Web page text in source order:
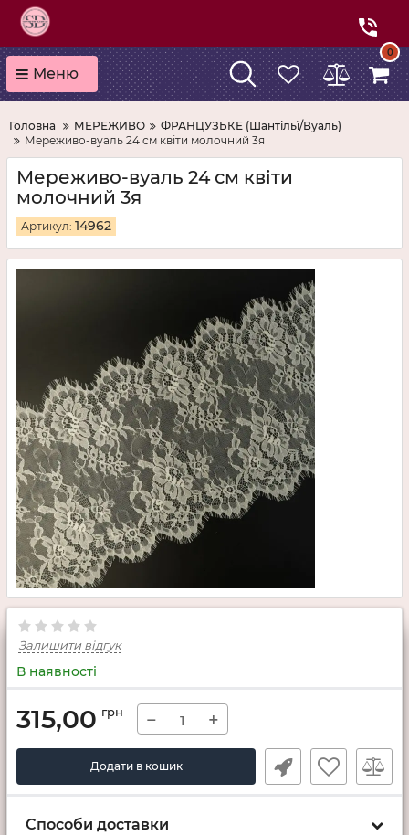
Меню
0
Головна МЕРЕЖИВО
ФРАНЦУЗЬКЕ (Шантільї/Вуаль)
Мереживо-вуаль 24 см квіти молочний 3я
Мереживо-вуаль 24 см квіти
молочний 3я
Артикул: 14962
Залишити відгук
В наявності
315,00 грн − +
Додати в кошик
Способи доставки